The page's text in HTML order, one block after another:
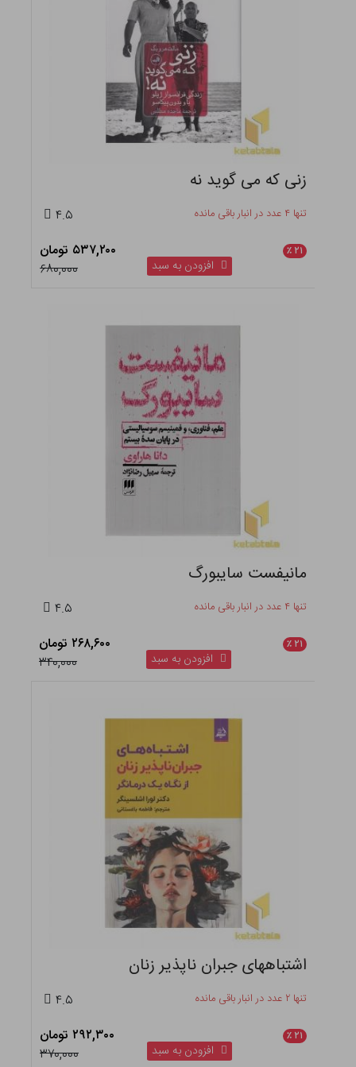
زنی که می گوید نه
تنها ۴ عدد در انبار باقی مانده ۴.۵
۲۱ ٪
۵۳۷,۲۰۰ تومان
۶۸۰,۰۰۰
افزودن به سبد
مانیفست سایبورگ
تنها ۴ عدد در انبار باقی مانده ۴.۵
۲۱ ٪
۲۶۸,۶۰۰ تومان
۳۴۰,۰۰۰
افزودن به سبد
اشتباههای جبران ناپذیر زنان
تنها ۲ عدد در انبار باقی مانده ۴.۵
۲۱ ٪
۲۹۲,۳۰۰ تومان
۳۷۰,۰۰۰
افزودن به سبد